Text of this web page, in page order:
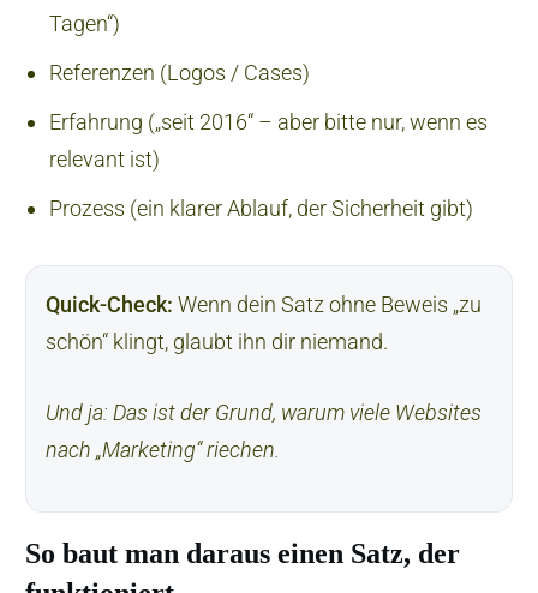
Tagen“)
Referenzen (Logos / Cases)
Erfahrung („seit 2016“ – aber bitte nur, wenn es
relevant ist)
Prozess (ein klarer Ablauf, der Sicherheit gibt)
Quick-Check: Wenn dein Satz ohne Beweis „zu
schön“ klingt, glaubt ihn dir niemand.
Und ja: Das ist der Grund, warum viele Websites
nach „Marketing“ riechen.
So baut man daraus einen Satz, der